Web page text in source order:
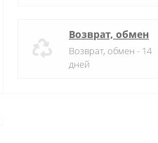
Возврат, обмен
Возврат, обмен - 14
дней